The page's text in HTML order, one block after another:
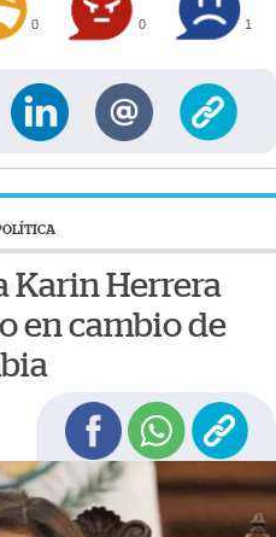
0 0 1
Karin Herrera
en cambio de